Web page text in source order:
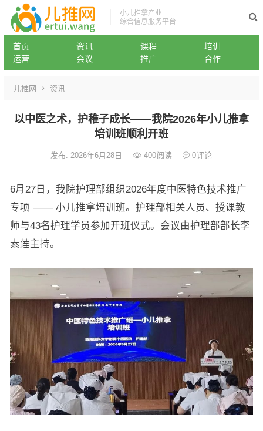
小儿推拿产业
综合信息服务平台
首页 资讯 课程
培训
运营
会议 推广 合作
儿推网 资讯
以中医之术，护稚子成长——我院2026年小儿推拿
培训班顺利开班
发布: 2026年6月28日 400阅读 0评论
6月27日，我院护理部组织2026年度中医特色技术推广
专项 —— 小儿推拿培训班。护理部相关人员、授课教
师与43名护理学员参加开班仪式。会议由护理部部长李
素莲主持。